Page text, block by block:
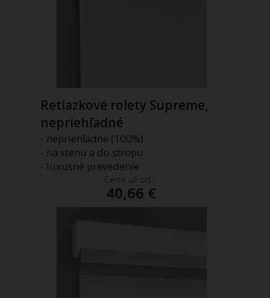
Retiazkové rolety Supreme,
nepriehľadné
- nepriehľadné (100%)
- na stenu a do stropu
- luxusné prevedenie
Cena už od...
40,66 €